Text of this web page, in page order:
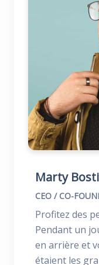
Marty
CEO / CO-
Profitez des
Pendant un
en arrière et
étaient les